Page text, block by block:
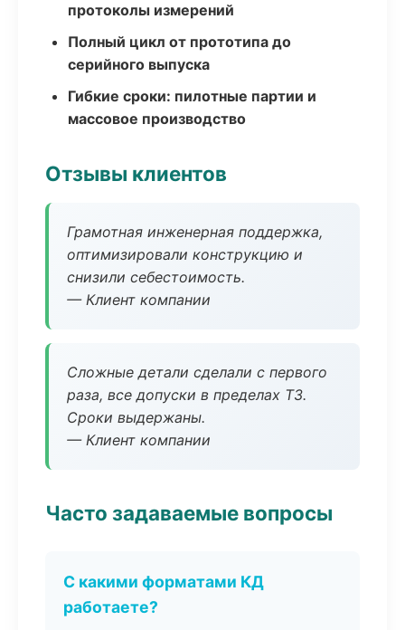
протоколы измерений
Полный цикл от прототипа до
серийного выпуска
Гибкие сроки: пилотные партии и
массовое производство
Отзывы клиентов
Грамотная инженерная поддержка,
оптимизировали конструкцию и
снизили себестоимость.
— Клиент компании
Сложные детали сделали с первого
раза, все допуски в пределах ТЗ.
Сроки выдержаны.
— Клиент компании
Часто задаваемые вопросы
С какими форматами КД
работаете?